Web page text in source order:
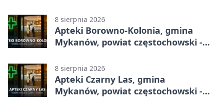
8 sierpnia 2026
Apteki Borowno-Kolonia, gmina
Mykanów, powiat częstochowski -
8 sierpnia 2026
Apteki Czarny Las, gmina
Mykanów, powiat częstochowski -